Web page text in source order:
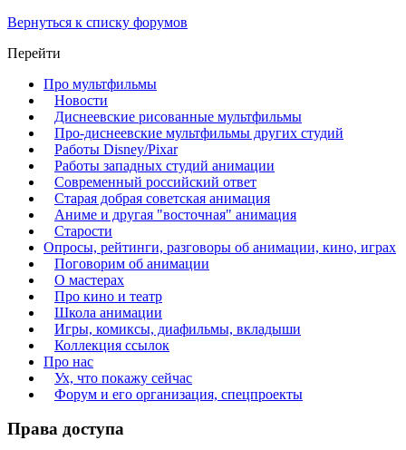
Вернуться к списку форумов
Перейти
Про мультфильмы
Новости
Диснеевские рисованные мультфильмы
Про-диснеевские мультфильмы других студий
Работы Disney/Pixar
Работы западных студий анимации
Современный российский ответ
Старая добрая советская анимация
Аниме и другая "восточная" анимация
Старости
Опросы, рейтинги, разговоры об анимации, кино, играх
Поговорим об анимации
О мастерах
Про кино и театр
Школа анимации
Игры, комиксы, диафильмы, вкладыши
Коллекция ссылок
Про нас
Ух, что покажу сейчас
Форум и его организация, спецпроекты
Права доступа